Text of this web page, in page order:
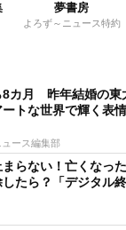
夢書房
よろず～ニュース特約
8カ月 昨年結婚の
トな世界で輝く表
ュース編集部
らない！亡くなっ
したら？「デジタル